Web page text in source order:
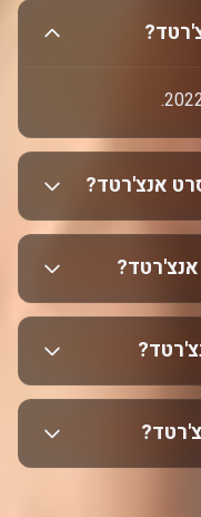
אנצ'רטד?